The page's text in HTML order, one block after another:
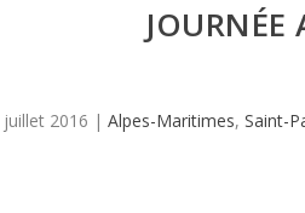
JOURNÉE
juillet 2016 | Alpes-Maritimes, Saint-